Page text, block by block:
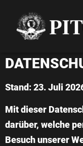
Stand: 23. Juli
Mit dieser
darüber, welche
Besuch unserer